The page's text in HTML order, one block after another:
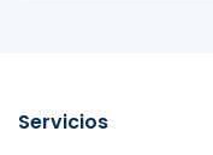
Servicios